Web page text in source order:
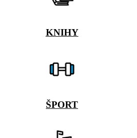
KNIHY
ŠPORT